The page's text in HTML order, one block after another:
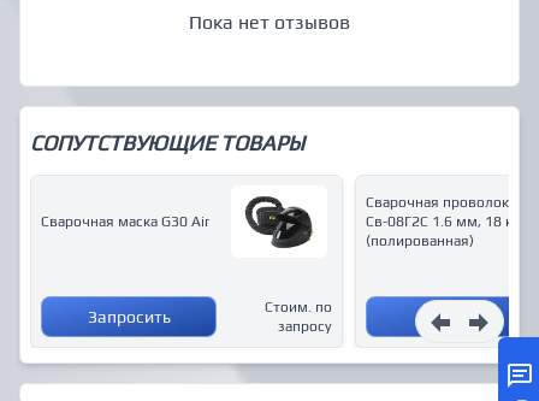
Пока нет отзывов
СОПУТСТВУЮЩИЕ ТОВАРЫ
Сварочная маска G30 Air
Запросить
Стоим. по
запросу
Сварочная проволока
Св-08Г2С 1.6 мм, 18 кг,
(полированная)
Купить